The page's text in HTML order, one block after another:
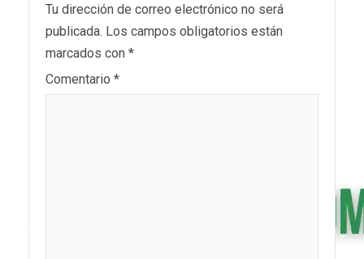
Tu dirección de correo electrónico no será
publicada. Los campos obligatorios están
marcados con *
Comentario *